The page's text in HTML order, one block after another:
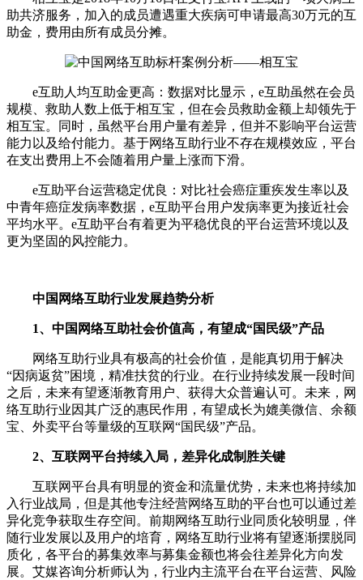
助共济服务，加入的成员遭遇重大疾病可申请最高30万元的互
助金，费用由所有成员分摊。
e互助人均互助金更高：数据对比显示，e互助虽然在会员
规模、救助人数上低于相互宝，但在会员救助金额上却领先于
相互宝。同时，虽然平台用户量有差异，但并不影响平台运营
能力以及给付能力。基于网络互助行业不存在规模效应，平台
在支出费用上不会随着用户量上涨而下滑。
e互助平台运营稳定优良：对比社会癌症重疾发生率以及
中青年癌症发病率数据，e互助平台用户发病率更为接近社会
平均水平。e互助平台有着更为平稳优良的平台运营环境以及
更为坚固的风控能力。
中国网络互助行业发展趋势分析
1、中国网络互助社会价值高，有望成“国民级”产品
网络互助行业具有极高的社会价值，是能真切用于解决
“因病返贫”困境，精准扶贫的行业。在行业持续发展一段时间
之后，未来有望逐渐教育用户、获得大众普遍认可。未来，网
络互助行业因其广泛的惠民作用，有望成长为媲美微信、余额
宝、外卖平台等量级的互联网“国民级”产品。
2、互联网平台持续入局，差异化成制胜关键
互联网平台具有明显的资金和流量优势，未来也将持续加
入行业战局，但是其他专注经营网络互助的平台也可以通过差
异化竞争获取生存空间。前期网络互助行业同质化较明显，伴
随行业发展以及用户的培育，网络互助行业将有望逐渐摆脱同
质化，各平台的募集效率与募集金额也将会往差异化方向发
展。艾媒咨询分析师认为，行业内主流平台在平台运营、风险